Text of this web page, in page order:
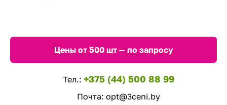
Цены от 500 шт — по запросу
Тел.: +375 (44) 500 88 99
Почта: opt@3ceni.by